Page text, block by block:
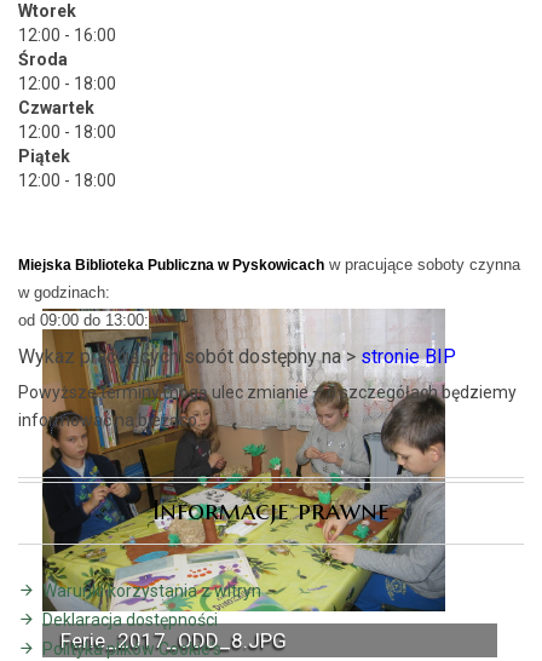
Ferie_2017_ODD_8.JPG
Wtorek
12:00 - 16:00
Środa
12:00 - 18:00
Czwartek
12:00 - 18:00
Piątek
12:00 - 18:00
Miejska Biblioteka Publiczna w Pyskowicach w pracujące soboty czynna
w godzinach:
od 09:00 do 13:00:
Wykaz pracujących sobót dostępny na > stronie BIP
Powyższe terminy mogą ulec zmianie – o szczegółach będziemy
informować na bieżąco.
Informacje prawne
Warunki korzystania z witryn
Deklaracja dostępności
Polityka plików Cookie's